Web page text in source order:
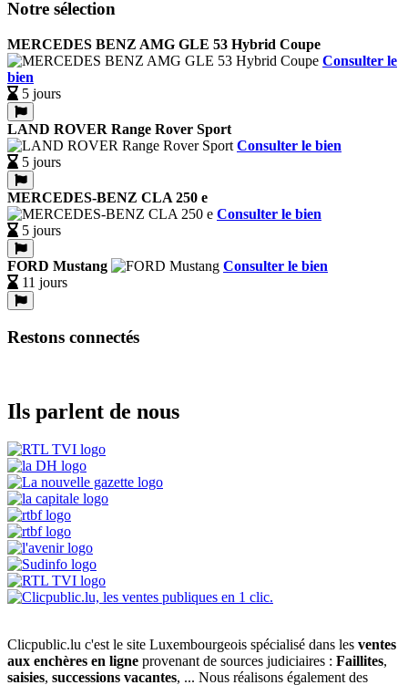
Notre sélection
MERCEDES BENZ AMG GLE 53 Hybrid Coupe
Consulter le
bien
5 jours
LAND ROVER Range Rover Sport
Consulter le bien
5 jours
MERCEDES-BENZ CLA 250 e
Consulter le bien
5 jours
FORD Mustang
Consulter le bien
11 jours
Restons connectés
Ils parlent de nous
Clicpublic.lu c'est le site Luxembourgeois spécialisé dans les ventes
aux enchères en ligne provenant de sources judiciaires : Faillites,
saisies, successions vacantes, ... Nous réalisons également des